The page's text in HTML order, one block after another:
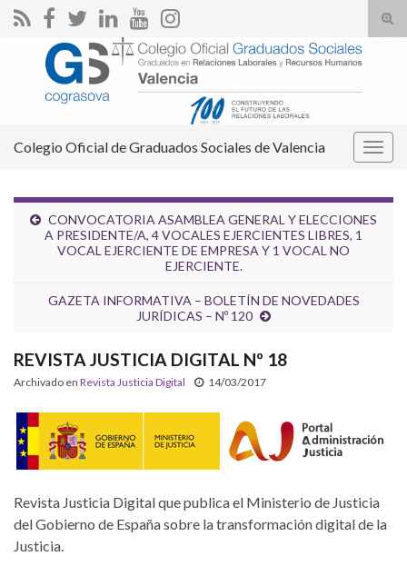
el
Search for:
Colegio Oficial de Graduados Sociales de Valencia
CONVOCATORIA ASAMBLEA GENERAL Y ELECCIONES
A PRESIDENTE/A, 4 VOCALES EJERCIENTES LIBRES, 1
VOCAL EJERCIENTE DE EMPRESA Y 1 VOCAL NO
EJERCIENTE.
GAZETA INFORMATIVA – BOLETÍN DE NOVEDADES
JURÍDICAS – Nº 120
REVISTA JUSTICIA DIGITAL Nº 18
Archivado en Revista Justicia Digital 14/03/2017
Revista Justicia Digital que publica el Ministerio de Justicia
del Gobierno de España sobre la transformación digital de la
Justicia.